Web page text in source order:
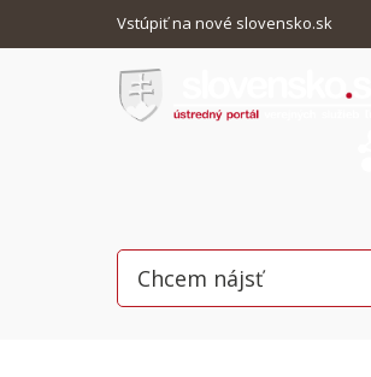
Vstúpiť na nové slovensko.sk